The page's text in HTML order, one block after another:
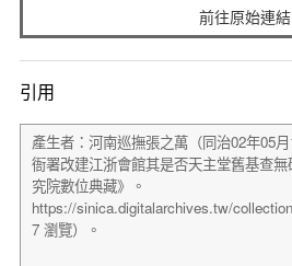
前往原始連結
引用